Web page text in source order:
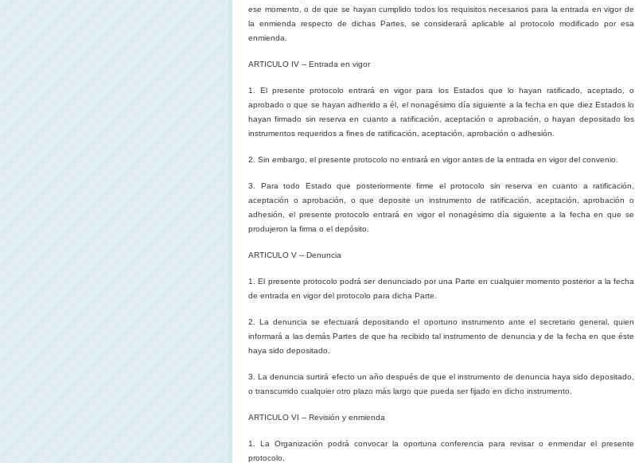
ese momento, o de que se hayan cumplido todos los requisitos necesarios para la entrada en vigor de
la enmienda respecto de dichas Partes, se considerará aplicable al protocolo modificado por esa
enmienda.
ARTICULO IV -- Entrada en vigor
1. El presente protocolo entrará en vigor para los Estados que lo hayan ratificado, aceptado, o
aprobado o que se hayan adherido a él, el nonagésimo día siguiente a la fecha en que diez Estados lo
hayan firmado sin reserva en cuanto a ratificación, aceptación o aprobación, o hayan depositado los
instrumentos requeridos a fines de ratificación, aceptación, aprobación o adhesión.
2. Sin embargo, el presente protocolo no entrará en vigor antes de la entrada en vigor del convenio.
3. Para todo Estado que posteriormente firme el protocolo sin reserva en cuanto a ratificación,
aceptación o aprobación, o que deposite un instrumento de ratificación, aceptación, aprobación o
adhesión, el presente protocolo entrará en vigor el nonagésimo día siguiente a la fecha en que se
produjeron la firma o el depósito.
ARTICULO V -- Denuncia
1. El presente protocolo podrá ser denunciado por una Parte en cualquier momento posterior a la fecha
de entrada en vigor del protocolo para dicha Parte.
2. La denuncia se efectuará depositando el oportuno instrumento ante el secretario general, quien
informará a las demás Partes de que ha recibido tal instrumento de denuncia y de la fecha en que éste
haya sido depositado.
3. La denuncia surtirá efecto un año después de que el instrumento de denuncia haya sido depositado,
o transcurrido cualquier otro plazo más largo que pueda ser fijado en dicho instrumento.
ARTICULO VI -- Revisión y enmienda
1. La Organización podrá convocar la oportuna conferencia para revisar o enmendar el presente
protocolo.